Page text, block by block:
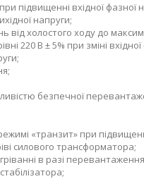
підвищенні вхідної фазної
напруги;
від холостого ходу до
220 В ± 5% при зміні
безпечної
«транзит» при
силового трансформатора;
в разі